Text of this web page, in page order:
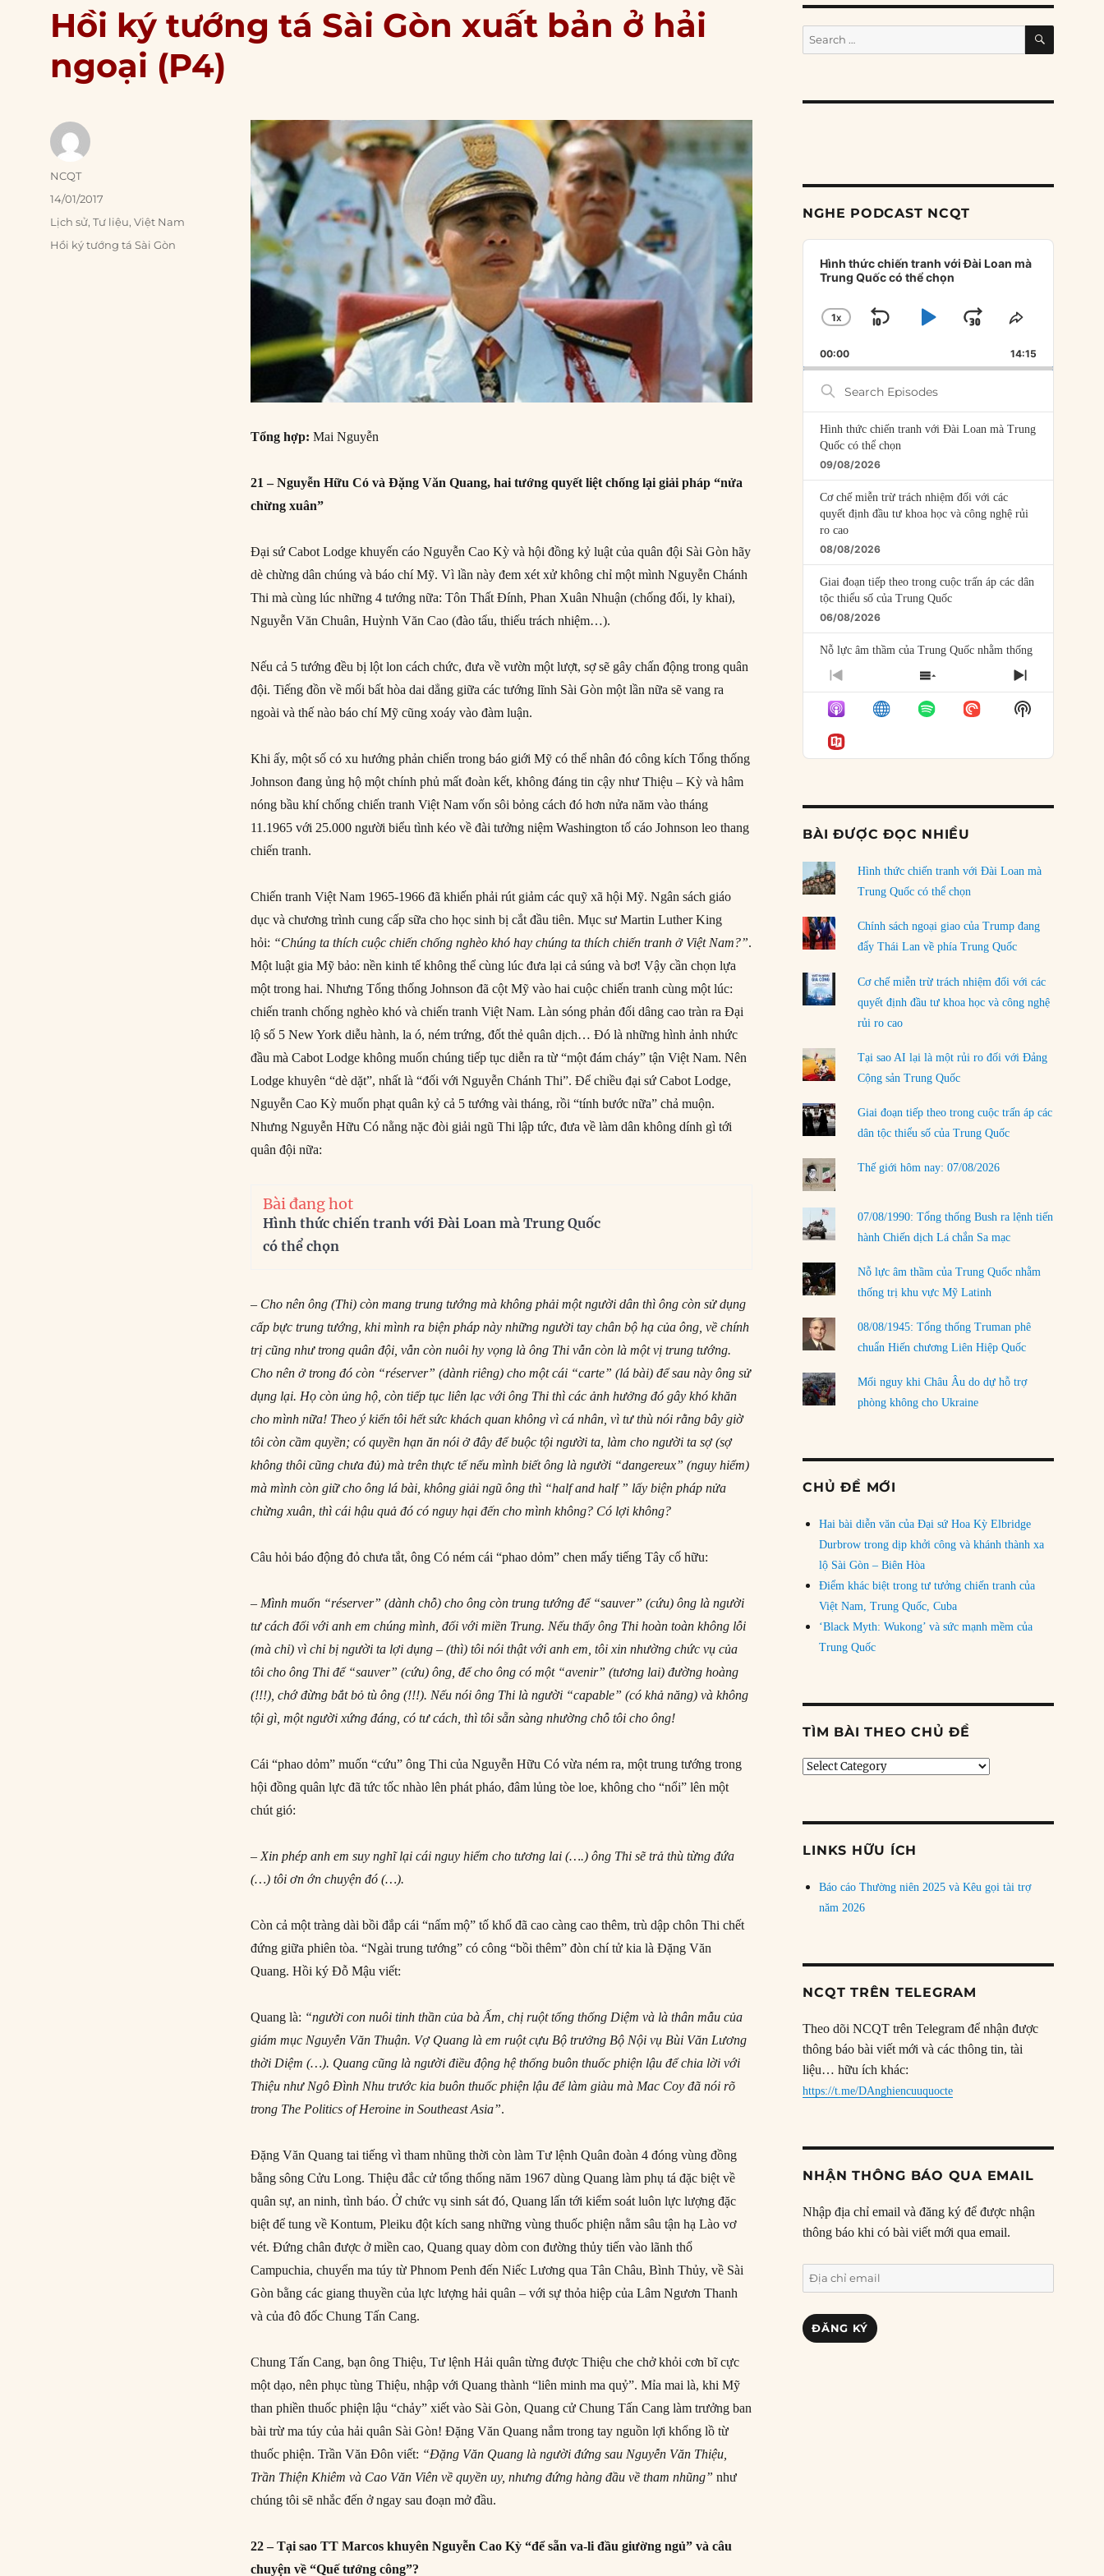
Hồi ký tướng tá Sài Gòn xuất bản ở hải
ngoại (P4)
Tổng hợp:Mai Nguyễn
21 – Nguyễn Hữu Có và Đặng Văn Quang, hai tướng quyết liệt chống lại giải pháp “nửa
chừng xuân”
Đại sứ Cabot Lodge khuyến cáo Nguyễn Cao Kỳ và hội đồng kỷ luật của quân đội Sài Gòn hãy
dè chừng dân chúng và báo chí Mỹ. Vì lần này đem xét xử không chỉ một mình Nguyễn Chánh
Thi mà cùng lúc những 4 tướng nữa: Tôn Thất Đính, Phan Xuân Nhuận (chống đối, ly khai),
Nguyễn Văn Chuân, Huỳnh Văn Cao (đào tẩu, thiếu trách nhiệm…).
Nếu cả 5 tướng đều bị lột lon cách chức, đưa về vườn một lượt, sợ sẽ gây chấn động trong quân
đội. Tiếng đồn về mối bất hòa dai dẳng giữa các tướng lĩnh Sài Gòn một lần nữa sẽ vang ra
ngoài và thế nào báo chí Mỹ cũng xoáy vào đàm luận.
Khi ấy, một số có xu hướng phản chiến trong báo giới Mỹ có thể nhân đó công kích Tổng thống
Johnson đang ủng hộ một chính phủ mất đoàn kết, không đáng tin cậy như Thiệu – Kỳ và hâm
nóng bầu khí chống chiến tranh Việt Nam vốn sôi bỏng cách đó hơn nửa năm vào tháng
11.1965 với 25.000 người biểu tình kéo về đài tưởng niệm Washington tố cáo Johnson leo thang
chiến tranh.
Chiến tranh Việt Nam 1965-1966 đã khiến phải rút giảm các quỹ xã hội Mỹ. Ngân sách giáo
dục và chương trình cung cấp sữa cho học sinh bị cắt đầu tiên. Mục sư Martin Luther King
hỏi: “Chúng ta thích cuộc chiến chống nghèo khó hay chúng ta thích chiến tranh ở Việt Nam?”.
Một luật gia Mỹ bảo: nền kinh tế không thể cùng lúc đưa lại cả súng và bơ! Vậy cần chọn lựa
một trong hai. Nhưng Tổng thống Johnson đã cột Mỹ vào hai cuộc chiến tranh cùng một lúc:
chiến tranh chống nghèo khó và chiến tranh Việt Nam. Làn sóng phản đối dâng cao tràn ra Đại
lộ số 5 New York diễu hành, la ó, ném trứng, đốt thẻ quân dịch… Đó là những hình ảnh nhức
đầu mà Cabot Lodge không muốn chúng tiếp tục diễn ra từ “một đám cháy” tận Việt Nam. Nên
Lodge khuyên “dè dặt”, nhất là “đối với Nguyễn Chánh Thi”. Để chiều đại sứ Cabot Lodge,
Nguyễn Cao Kỳ muốn phạt quân kỷ cả 5 tướng vài tháng, rồi “tính bước nữa” chả muộn.
Nhưng Nguyễn Hữu Có nằng nặc đòi giải ngũ Thi lập tức, đưa về làm dân không dính gì tới
quân đội nữa:
Bài đang hot
Hình thức chiến tranh với Đài Loan mà Trung Quốc
có thể chọn
– Cho nên ông (Thi) còn mang trung tướng mà không phải một người dân thì ông còn sử dụng
cấp bực trung tướng, khi mình ra biện pháp này những người tay chân bộ hạ của ông, về chính
trị cũng như trong quân đội, vẫn còn nuôi hy vọng là ông Thi vẫn còn là một vị trung tướng.
Cho nên ở trong đó còn “réserver” (dành riêng) cho một cái “carte” (lá bài) để sau này ông sử
dụng lại. Họ còn ủng hộ, còn tiếp tục liên lạc với ông Thi thì các ảnh hưởng đó gây khó khăn
cho mình nữa! Theo ý kiến tôi hết sức khách quan không vì cá nhân, vì tư thù nói rằng bây giờ
tôi còn cầm quyền; có quyền hạn ăn nói ở đây để buộc tội người ta, làm cho người ta sợ (sợ
không thôi cũng chưa đủ) mà trên thực tế nếu mình biết ông là người “dangereux” (nguy hiểm)
mà mình còn giữ cho ông lá bài, không giải ngũ ông thì “half and half ” lấy biện pháp nửa
chừng xuân, thì cái hậu quả đó có nguy hại đến cho mình không? Có lợi không?
Câu hỏi báo động đỏ chưa tắt, ông Có ném cái “phao dỏm” chen mấy tiếng Tây cố hữu:
– Mình muốn “réserver” (dành chỗ) cho ông còn trung tướng để “sauver” (cứu) ông là người
tư cách đối với anh em chúng mình, đối với miền Trung. Nếu thấy ông Thi hoàn toàn không lỗi
(mà chỉ) vì chỉ bị người ta lợi dụng – (thì) tôi nói thật với anh em, tôi xin nhường chức vụ của
tôi cho ông Thi để “sauver” (cứu) ông, để cho ông có một “avenir” (tương lai) đường hoàng
(!!!), chớ đừng bắt bỏ tù ông (!!!). Nếu nói ông Thi là người “capable” (có khả năng) và không
tội gì, một người xứng đáng, có tư cách, thì tôi sẵn sàng nhường chỗ tôi cho ông!
Cái “phao dỏm” muốn “cứu” ông Thi của Nguyễn Hữu Có vừa ném ra, một trung tướng trong
hội đồng quân lực đã tức tốc nhào lên phát pháo, đâm lủng tòe loe, không cho “nổi” lên một
chút gió:
– Xin phép anh em suy nghĩ lại cái nguy hiểm cho tương lai (….) ông Thi sẽ trả thù từng đứa
(…) tôi ơn ớn chuyện đó (…).
Còn cả một tràng dài bồi đắp cái “nấm mộ” tố khổ đã cao càng cao thêm, trù dập chôn Thi chết
đứng giữa phiên tòa. “Ngài trung tướng” có công “bồi thêm” đòn chí tử kia là Đặng Văn
Quang. Hồi ký Đỗ Mậu viết:
Quang là: “người con nuôi tinh thần của bà Ấm, chị ruột tổng thống Diệm và là thân mẫu của
giám mục Nguyễn Văn Thuận. Vợ Quang là em ruột cựu Bộ trưởng Bộ Nội vụ Bùi Văn Lương
thời Diệm (…). Quang cũng là người điều động hệ thống buôn thuốc phiện lậu để chia lời với
Thiệu như Ngô Đình Nhu trước kia buôn thuốc phiện lậu để làm giàu mà Mac Coy đã nói rõ
trong The Politics of Heroine in Southeast Asia”.
Đặng Văn Quang tai tiếng vì tham nhũng thời còn làm Tư lệnh Quân đoàn 4 đóng vùng đồng
bằng sông Cửu Long. Thiệu đắc cử tổng thống năm 1967 dùng Quang làm phụ tá đặc biệt về
quân sự, an ninh, tình báo. Ở chức vụ sinh sát đó, Quang lấn tới kiểm soát luôn lực lượng đặc
biệt để tung về Kontum, Pleiku đột kích sang những vùng thuốc phiện nằm sâu tận hạ Lào vơ
vét. Đứng chân được ở miền cao, Quang quay dòm con đường thủy tiến vào lãnh thổ
Campuchia, chuyển ma túy từ Phnom Penh đến Niếc Lương qua Tân Châu, Bình Thủy, về Sài
Gòn bằng các giang thuyền của lực lượng hải quân – với sự thỏa hiệp của Lâm Ngươn Thanh
và của đô đốc Chung Tấn Cang.
Chung Tấn Cang, bạn ông Thiệu, Tư lệnh Hải quân từng được Thiệu che chở khỏi cơn bĩ cực
một dạo, nên phục tùng Thiệu, nhập với Quang thành “liên minh ma quỷ”. Mỉa mai là, khi Mỹ
than phiền thuốc phiện lậu “chảy” xiết vào Sài Gòn, Quang cử Chung Tấn Cang làm trưởng ban
bài trừ ma túy của hải quân Sài Gòn! Đặng Văn Quang nắm trong tay nguồn lợi khổng lồ từ
thuốc phiện. Trần Văn Đôn viết: “Đặng Văn Quang là người đứng sau Nguyễn Văn Thiệu,
Trần Thiện Khiêm và Cao Văn Viên về quyền uy, nhưng đứng hàng đầu về tham nhũng” như
chúng tôi sẽ nhắc đến ở ngay sau đoạn mở đầu.
22 – Tại sao TT Marcos khuyên Nguyễn Cao Kỳ “để sẵn va-li đầu giường ngủ” và câu
chuyện về “Quế tướng công”?
Author
NCQT
Posted
on
14/01/2017
Categories
Lịch sử,Tư liệu,Việt Nam
Tags
Hồi ký tướng tá Sài Gòn
Search
for:
SEARCH
NGHE PODCAST NCQT
Audio
Player
Hình thức chiến tranh với Đài Loan mà
Trung Quốc có thể chọn
CHANGE
RATE
1X
SKIP
BACKWARD
PLAYJUMP
FORWARD
SHARE
EPISODE
00:00 14:15
Search
Episodes
Hình thức chiến tranh với Đài Loan mà Trung
Quốc có thể chọn
09/08/2026
Cơ chế miễn trừ trách nhiệm đối với các
quyết định đầu tư khoa học và công nghệ rủi
ro cao
08/08/2026
Giai đoạn tiếp theo trong cuộc trấn áp các dân
tộc thiểu số của Trung Quốc
06/08/2026
Nỗ lực âm thầm của Trung Quốc nhằm thống
trị khu vực Mỹ Latinh
Nợ cho kẻ mộng mơ: Vốn vay chính sách và
giới hạn của việc cho startup vay vốn
05/08/2026
của phe cánh hữu mới
Ngoại trưởng Nhật Bản?
04/08/2026
Điểm mù chiến lược của Trump tại Thái Bình
Dương
Đặt cược vào thất bại: Các quỹ đầu tư mạo
hiểm quốc gia và khía cạnh chính trị của vốn
Làm thế nào để kết thúc Chiến tranh Iran?
LOAD MORE
PREVIOUS
EPISODE
SHOW
EPISODES
LIST
NEXT
EPISODE
Show
Podcast
BÀI ĐƯỢC ĐỌC NHIỀU
Hình thức chiến tranh với Đài Loan mà
Trung Quốc có thể chọn
Chính sách ngoại giao của Trump đang
đẩy Thái Lan về phía Trung Quốc
Cơ chế miễn trừ trách nhiệm đối với các
quyết định đầu tư khoa học và công nghệ
rủi ro cao
Tại sao AI lại là một rủi ro đối với Đảng
Cộng sản Trung Quốc
Giai đoạn tiếp theo trong cuộc trấn áp các
dân tộc thiểu số của Trung Quốc
Thế giới hôm nay: 07/08/2026
07/08/1990: Tổng thống Bush ra lệnh tiến
hành Chiến dịch Lá chắn Sa mạc
Nỗ lực âm thầm của Trung Quốc nhằm
thống trị khu vực Mỹ Latinh
08/08/1945: Tổng thống Truman phê
chuẩn Hiến chương Liên Hiệp Quốc
Mối nguy khi Châu Âu do dự hỗ trợ
phòng không cho Ukraine
CHỦ ĐỀ MỚI
Hai bài diễn văn của Đại sứ Hoa Kỳ Elbridge
Durbrow trong dịp khởi công và khánh thành xa
lộ Sài Gòn – Biên Hòa
Điểm khác biệt trong tư tưởng chiến tranh của
Việt Nam, Trung Quốc, Cuba
‘Black Myth: Wukong’ và sức mạnh mềm của
Trung Quốc
TÌM BÀI THEO CHỦ ĐỀ
Tìm
LINKS HỮU ÍCH
Báo cáo Thường niên 2025 và Kêu gọi tài trợ
năm 2026
NCQT TRÊN TELEGRAM
Theo dõi NCQT trên Telegram để nhận được
thông báo bài viết mới và các thông tin, tài
liệu… hữu ích khác:
https://t.me/DAnghiencuuquocte
NHẬN THÔNG BÁO QUA EMAIL
Nhập địa chỉ email và đăng ký để được nhận
thông báo khi có bài viết mới qua email.
Địa
chỉ
email
ĐĂNG KÝ